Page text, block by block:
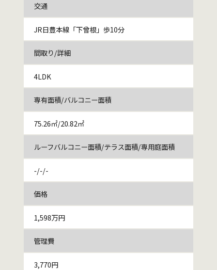
交通
JR日豊本線「下曾根」歩10分
間取り/詳細
4LDK
専有面積/バルコニー面積
75.26㎡/20.82㎡
ルーフバルコニー面積/テラス面積/専用庭面積
-/-/-
価格
1,598万円
管理費
3,770円